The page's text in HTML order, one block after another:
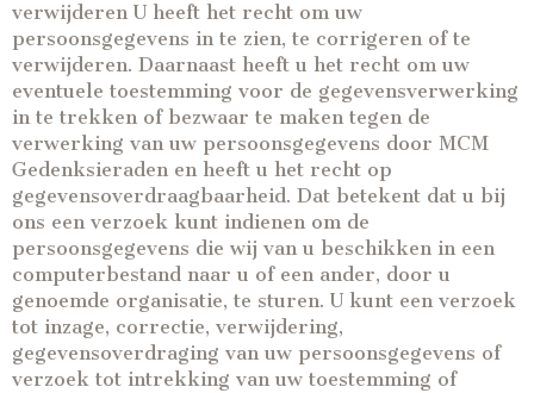
verwijderen U heeft het recht om uw
persoonsgegevens in te zien, te corrigeren of te
verwijderen. Daarnaast heeft u het recht om uw
eventuele toestemming voor de gegevensverwerking
in te trekken of bezwaar te maken tegen de
verwerking van uw persoonsgegevens door MCM
Gedenksieraden en heeft u het recht op
gegevensoverdraagbaarheid. Dat betekent dat u bij
ons een verzoek kunt indienen om de
persoonsgegevens die wij van u beschikken in een
computerbestand naar u of een ander, door u
genoemde organisatie, te sturen. U kunt een verzoek
tot inzage, correctie, verwijdering,
gegevensoverdraging van uw persoonsgegevens of
verzoek tot intrekking van uw toestemming of